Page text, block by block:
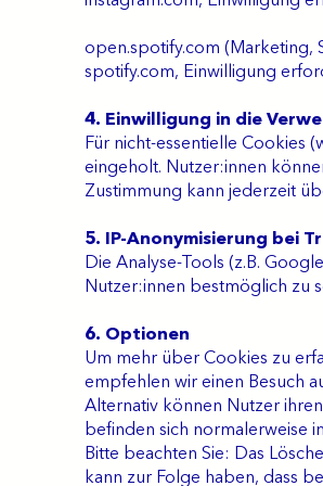
open.spotify.com (Marketing,
spotify.com, Einwilligung
4. Einwilligung in die
Für nicht-essentielle Cookies
eingeholt. Nutzer:innen
Zustimmung kann jederzeit
5. IP-Anonymisierung bei
Die Analyse-Tools (z.B.
Nutzer:innen bestmöglich zu
6. Optionen
Um mehr über Cookies zu
empfehlen wir einen Besuch
Alternativ können Nutzer
befinden sich normalerweise
Bitte beachten Sie: Das
kann zur Folge haben, dass